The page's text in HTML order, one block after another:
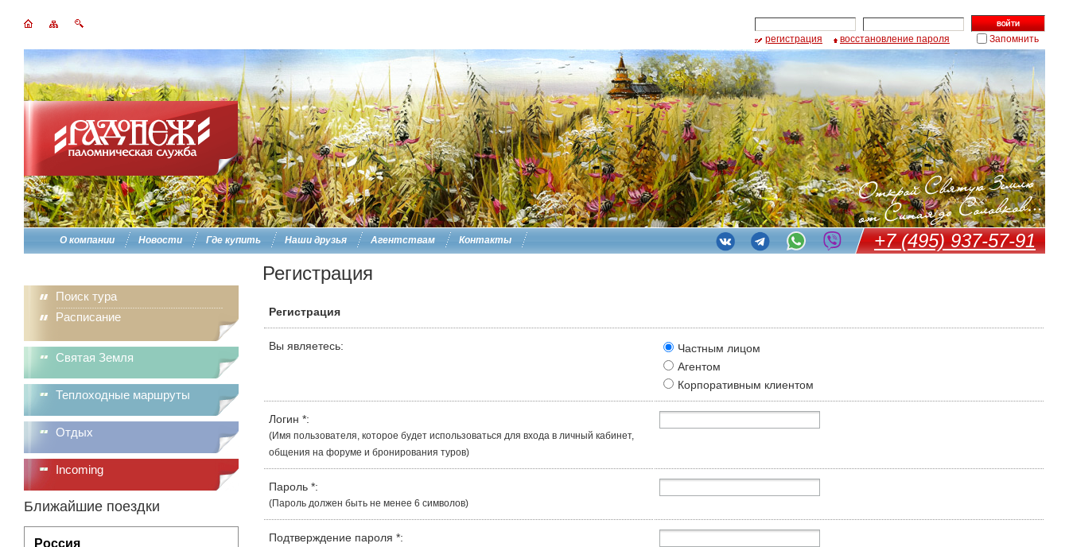
регистрация восстановление пароля Запомнить
О компании Новости Где купить Наши друзья Агентствам Контакты +7 (495) 937-57-91
Поиск тура
Расписание
Святая Земля
Теплоходные маршруты
Отдых
Incoming
Ближайшие поездки
Россия
Регистрация
Регистрация
Вы являетесь:
Частным лицом
Агентом
Корпоративным клиентом
Логин *:
(Имя пользователя, которое будет использоваться для входа в личный кабинет,
общения на форуме и бронирования туров)
Пароль *:
(Пароль должен быть не менее 6 символов)
Подтверждение пароля *: